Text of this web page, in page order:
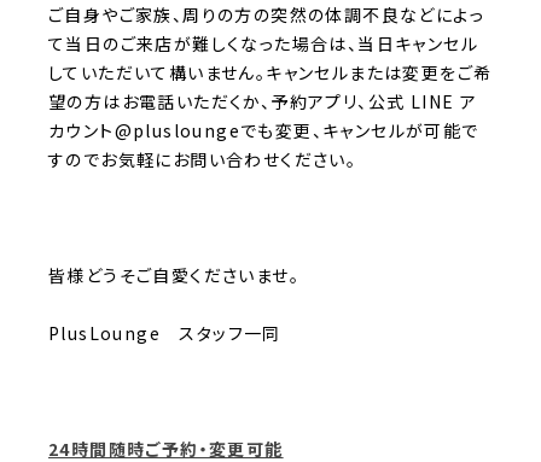
ご自身やご家族、周りの方の突然の体調不良などによっ
て当日のご来店が難しくなった場合は、当日キャンセル
していただいて構いません。キャンセルまたは変更をご希
望の方はお電話いただくか、予約アプリ、公式 LINE ア
カウント@plusloungeでも変更、キャンセルが可能で
すのでお気軽にお問い合わせください。
皆様どうそご自愛くださいませ。
PlusLounge スタッフ一同
24時間随時ご予約・変更可能